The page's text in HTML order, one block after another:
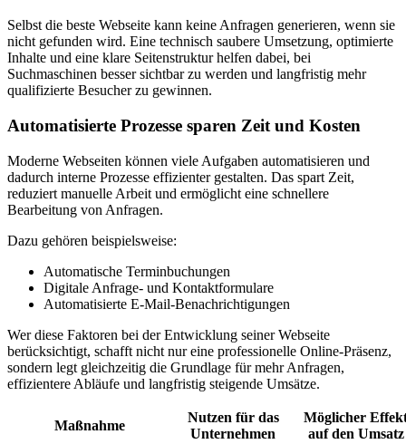
Selbst die beste Webseite kann keine Anfragen generieren, wenn sie
nicht gefunden wird. Eine technisch saubere Umsetzung, optimierte
Inhalte und eine klare Seitenstruktur helfen dabei, bei
Suchmaschinen besser sichtbar zu werden und langfristig mehr
qualifizierte Besucher zu gewinnen.
Automatisierte Prozesse sparen Zeit und Kosten
Moderne Webseiten können viele Aufgaben automatisieren und
dadurch interne Prozesse effizienter gestalten. Das spart Zeit,
reduziert manuelle Arbeit und ermöglicht eine schnellere
Bearbeitung von Anfragen.
Dazu gehören beispielsweise:
Automatische Terminbuchungen
Digitale Anfrage- und Kontaktformulare
Automatisierte E-Mail-Benachrichtigungen
Wer diese Faktoren bei der Entwicklung seiner Webseite
berücksichtigt, schafft nicht nur eine professionelle Online-Präsenz,
sondern legt gleichzeitig die Grundlage für mehr Anfragen,
effizientere Abläufe und langfristig steigende Umsätze.
Maßnahme
Nutzen für das
Unternehmen
Möglicher
auf den Umsatz